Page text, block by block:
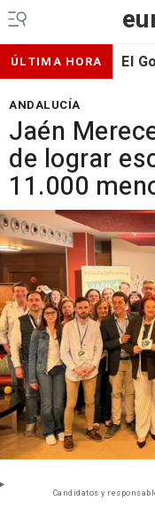
ÚLTIMA HORA El
ANDALUCÍA
Jaén
de lograr
11.000
Candidatos y